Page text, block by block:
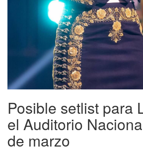
Posible setlist para
el Auditorio
de marzo